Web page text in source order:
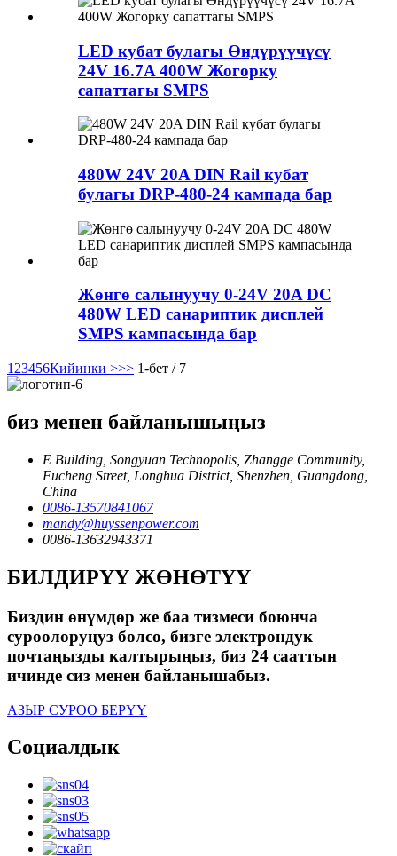
LED кубат булагы Өндүрүүчүсү
24V 16.7A 400W Жогорку
сапаттагы SMPS
480W 24V 20A DIN Rail кубат
булагы DRP-480-24 кампада бар
Жөнгө салынуучу 0-24V 20A DC
480W LED санариптик дисплей
SMPS кампасында бар
1 23456Кийинки >>> 1-бет / 7
биз менен байланышыңыз
E Building, Songyuan Technopolis, Zhangge Community,
Fucheng Street, Longhua District, Shenzhen, Guangdong,
China
0086-13570841067
mandy@huyssenpower.com
0086-13632943371
БИЛДИРҮҮ ЖӨНӨТҮҮ
Биздин өнүмдөр же баа тизмеси боюнча
суроолоруңуз болсо, бизге электрондук
почтаңызды калтырыңыз, биз 24 сааттын
ичинде сиз менен байланышабыз.
АЗЫР СУРОО БЕРҮҮ
Социалдык